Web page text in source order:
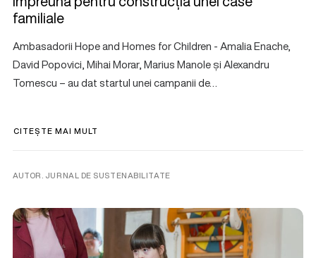
familiale
Ambasadorii Hope and Homes for Children - Amalia Enache,
David Popovici, Mihai Morar, Marius Manole și Alexandru
Tomescu – au dat startul unei campanii de…
CITEȘTE MAI MULT
AUTOR. JURNAL DE SUSTENABILITATE